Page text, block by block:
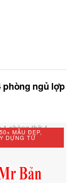
phòng ngủ lợp
MẪU ĐẸP,
DỰNG TỪ